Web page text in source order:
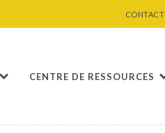
CONTACT
CENTRE DE RESSOURCES